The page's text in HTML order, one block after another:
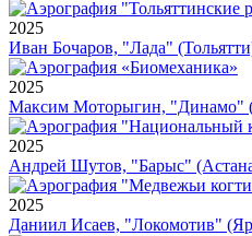
2025
Иван Бочаров, "Лада"
2025
Максим Моторыгин, "Динамо"
2025
Андрей Шутов, "Барыс"
2025
Даниил Исаев, "Локомотив"